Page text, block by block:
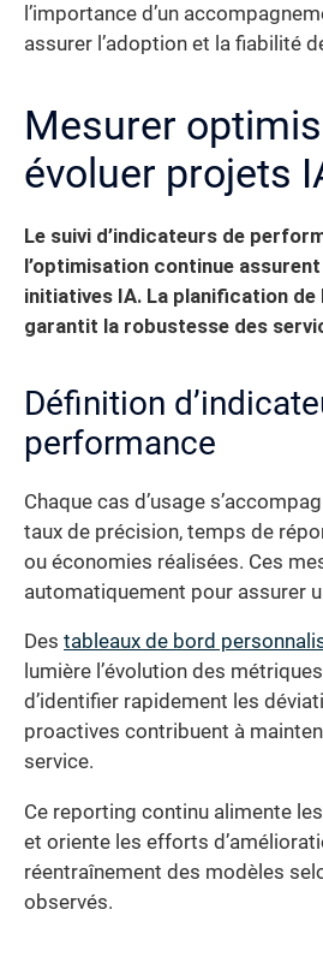
l’importance d’un
assurer l’adoption et la fiabilité
Mesurer
évoluer projets
Le suivi d’indicateurs de
l’optimisation continue
initiatives IA. La planification de
garantit la robustesse des
Définition
performance
Chaque cas d’usage
taux de précision, temps de
ou économies réalisées. Ces
automatiquement pour assurer
Des tableaux de bord
lumière l’évolution des
d’identifier rapidement les
proactives contribuent à
service.
Ce reporting continu alimente
et oriente les efforts
réentraînement des modèles
observés.